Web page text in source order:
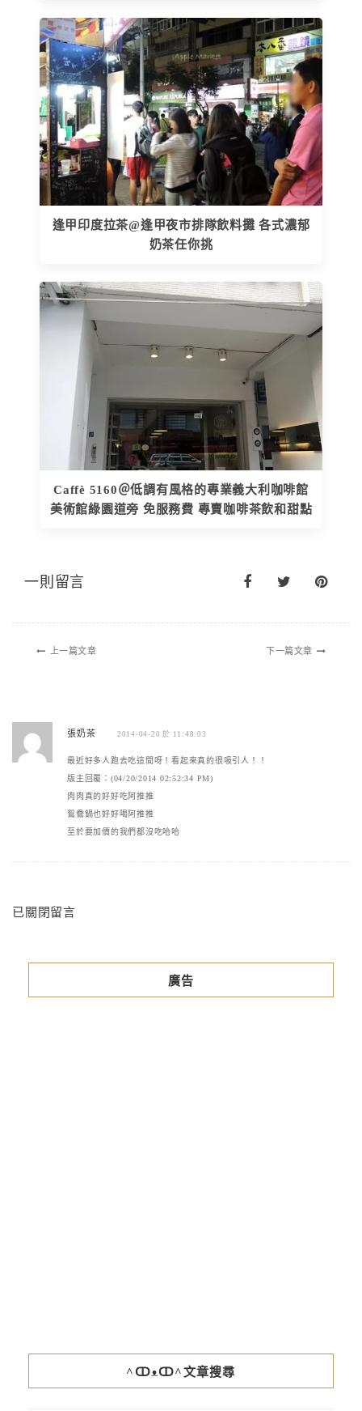
逢甲印度拉茶@逢甲夜市排隊飲料攤 各式濃郁
奶茶任你挑
Caffè 5160＠低調有風格的專業義大利咖啡館
美術館綠園道旁 免服務費 專賣咖啡茶飲和甜點
一則留言
上一篇文章 下一篇文章
張奶茶 2014-04-20 於 11:48:03
最近好多人跑去吃這間呀！看起來真的很吸引人！！
版主回覆：(04/20/2014 02:52:34 PM)
肉肉真的好好吃阿推推
鴛鴦鍋也好好喝阿推推
至於要加價的我們都沒吃哈哈
已關閉留言
廣告
^ↀᴥↀ^文章搜尋